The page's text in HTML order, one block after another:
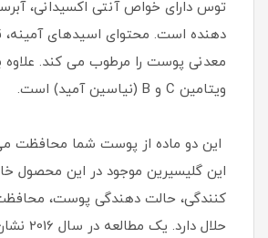
توس دارای خواص آنتی اکسیدانی،
دهنده است. محتوای اسیدهای آمینه،
معدنی پوست را مرطوب می کند. علاوه
ویتامین C و B (نیاسین آمید) است.
این دو ماده از پوست شما محافظت می
این گلیسیرین موجود در این محصول
کنندگی، حالت دهندگی پوست،
حلال دارد.